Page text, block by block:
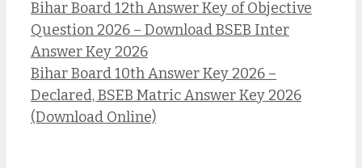
Bihar Board 12th Answer Key of Objective
Question 2026 – Download BSEB Inter
Answer Key 2026
Bihar Board 10th Answer Key 2026 –
Declared, BSEB Matric Answer Key 2026
(Download Online)